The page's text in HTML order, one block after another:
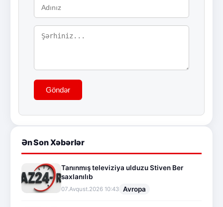
Göndər
Ən Son Xəbərlər
Tanınmış televiziya ulduzu Stiven Ber
saxlanılıb
07.Avqust.2026 10:43 Avropa